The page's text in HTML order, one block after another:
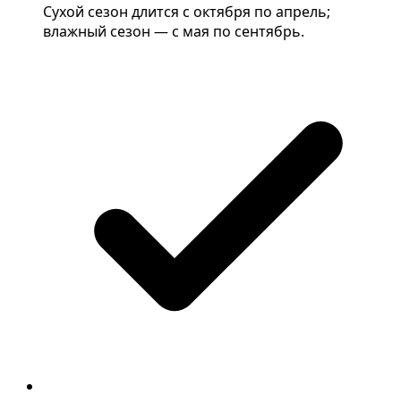
Сухой сезон длится с октября по апрель;
влажный сезон — с мая по сентябрь.